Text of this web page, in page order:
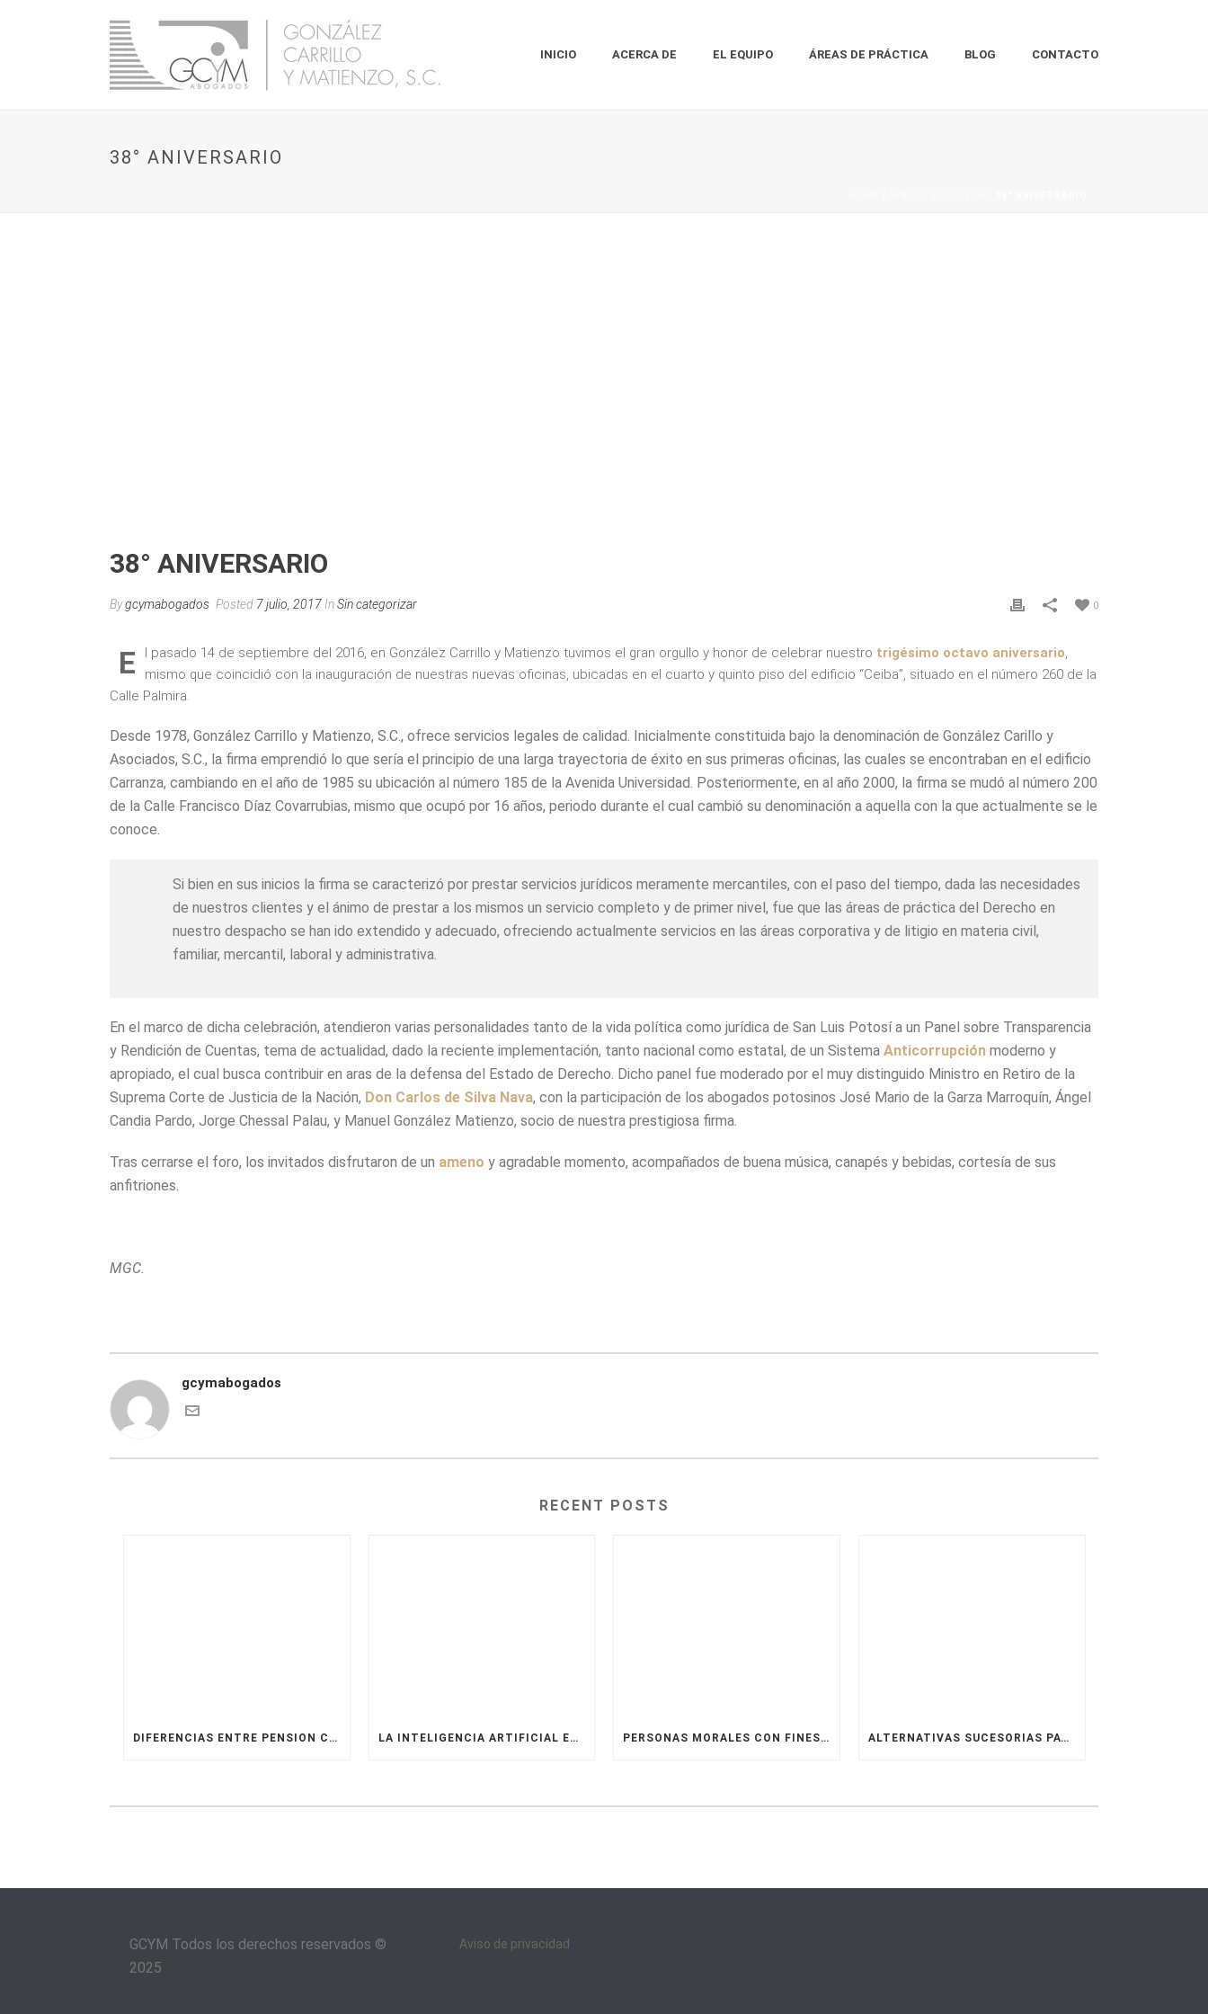
INICIO ACERCA DE EL EQUIPO ÁREAS DE PRÁCTICA BLOG CONTACTO
38° ANIVERSARIO
38° ANIVERSARIO
Bygcymabogados Posted 7 julio, 2017 InSin categorizar 0
E l pasado 14 de septiembre del 2016, en González Carrillo y Matienzo tuvimos el gran orgullo y honor de celebrar nuestro trigésimo octavo aniversario,
mismo que coincidió con la inauguración de nuestras nuevas oficinas, ubicadas en el cuarto y quinto piso del edificio “Ceiba”, situado en el número 260 de la
Calle Palmira.
Desde 1978, González Carrillo y Matienzo, S.C., ofrece servicios legales de calidad. Inicialmente constituida bajo la denominación de González Carillo y
Asociados, S.C., la firma emprendió lo que sería el principio de una larga trayectoria de éxito en sus primeras oficinas, las cuales se encontraban en el edificio
Carranza, cambiando en el año de 1985 su ubicación al número 185 de la Avenida Universidad. Posteriormente, en al año 2000, la firma se mudó al número 200
de la Calle Francisco Díaz Covarrubias, mismo que ocupó por 16 años, periodo durante el cual cambió su denominación a aquella con la que actualmente se le
conoce.
Si bien en sus inicios la firma se caracterizó por prestar servicios jurídicos meramente mercantiles, con el paso del tiempo, dada las necesidades
de nuestros clientes y el ánimo de prestar a los mismos un servicio completo y de primer nivel, fue que las áreas de práctica del Derecho en
nuestro despacho se han ido extendido y adecuado, ofreciendo actualmente servicios en las áreas corporativa y de litigio en materia civil,
familiar, mercantil, laboral y administrativa.
En el marco de dicha celebración, atendieron varias personalidades tanto de la vida política como jurídica de San Luis Potosí a un Panel sobre Transparencia
y Rendición de Cuentas, tema de actualidad, dado la reciente implementación, tanto nacional como estatal, de un Sistema Anticorrupción moderno y
apropiado, el cual busca contribuir en aras de la defensa del Estado de Derecho. Dicho panel fue moderado por el muy distinguido Ministro en Retiro de la
Suprema Corte de Justicia de la Nación, Don Carlos de Silva Nava, con la participación de los abogados potosinos José Mario de la Garza Marroquín, Ángel
Candia Pardo, Jorge Chessal Palau, y Manuel González Matienzo, socio de nuestra prestigiosa firma.
Tras cerrarse el foro, los invitados disfrutaron de un ameno y agradable momento, acompañados de buena música, canapés y bebidas, cortesía de sus
anfitriones.
MGC.
gcymabogados
RECENT POSTS
DIFERENCIAS ENTRE PENSION COMPENSATORIA E INDEMNMINAZACION POR BIENES ADQUIRIDOS EN EL MATRIMONIO ¿PUEDEN COEXISTIR? LA INTELIGENCIA ARTIFICIAL EN LA ASESORÍA LEGAL: VENTAJAS, DESVENTAJAS Y CASOS REALES. PERSONAS MORALES CON FINES NO LUCRATIVOS Y DONATARIAS AUTORIZADAS EN MÉXICO. ALTERNATIVAS SUCESORIAS PATRIMONIALES
GCYM Todos los derechos reservados ©
2025
Aviso de privacidad